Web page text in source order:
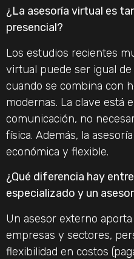
¿La asesoría virtual es
presencial?
Los estudios recientes
virtual puede ser igual
cuando se combina con
modernas. La clave está
comunicación, no
física. Además, la
económica y flexible.
¿Qué diferencia hay
especializado y un
Un asesor externo
empresas y sectores,
flexibilidad en costos